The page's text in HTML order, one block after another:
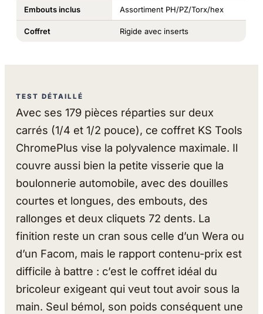
Embouts inclus Assortiment PH/PZ/Torx/hex
Coffret Rigide avec inserts
TEST DÉTAILLÉ
Avec ses 179 pièces réparties sur deux
carrés (1/4 et 1/2 pouce), ce coffret KS Tools
ChromePlus vise la polyvalence maximale. Il
couvre aussi bien la petite visserie que la
boulonnerie automobile, avec des douilles
courtes et longues, des embouts, des
rallonges et deux cliquets 72 dents. La
finition reste un cran sous celle d’un Wera ou
d’un Facom, mais le rapport contenu-prix est
difficile à battre : c’est le coffret idéal du
bricoleur exigeant qui veut tout avoir sous la
main. Seul bémol, son poids conséquent une